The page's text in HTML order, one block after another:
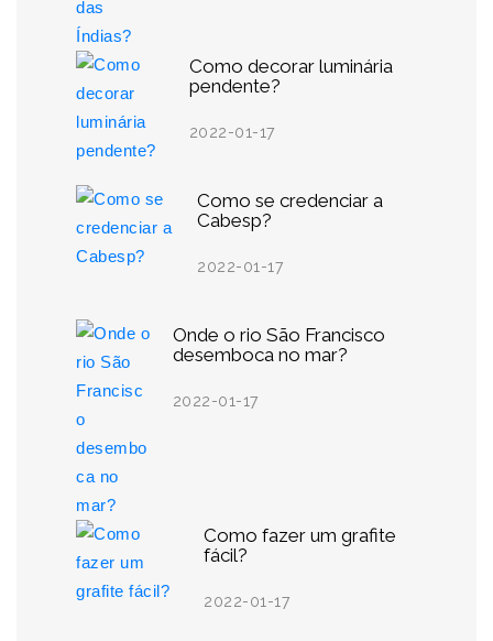
Como decorar luminária
pendente?
2022-01-17
Como se credenciar a
Cabesp?
2022-01-17
Onde o rio São Francisco
desemboca no mar?
2022-01-17
Como fazer um grafite
fácil?
2022-01-17